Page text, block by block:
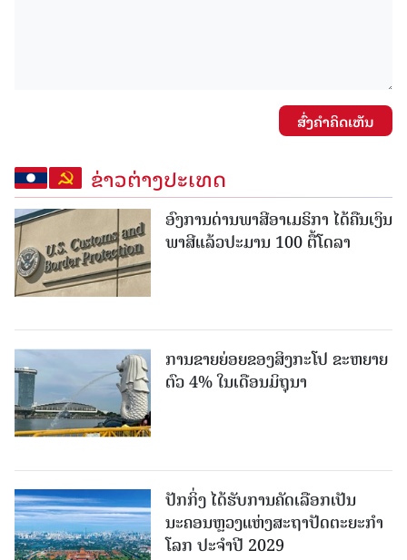
ສົ່ງຄໍາຄິດເຫັນ
ຂ່າວຕ່າງປະເທດ
ອົງການດ່ານພາສີອາເມຣິກາ ໄດ້ຄືນເງິນ
ພາສີແລ້ວປະມານ 100 ຕື້ໂດລາ
ການຂາຍຍ່ອຍຂອງສິງກະໂປ ຂະຫຍາຍ
ຕົວ 4% ໃນເດືອນມິຖຸນາ
ປັກກິ່ງ ໄດ້ຮັບການຄັດເລືອກເປັນ
ນະຄອນຫຼວງແຫ່ງສະຖາປັດຕະຍະກຳ
ໂລກ ປະຈຳປີ 2029